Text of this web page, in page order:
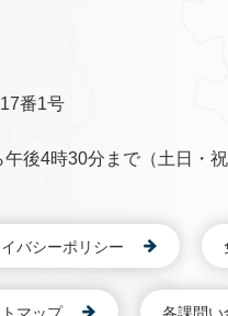
番1号
後4時30分まで（土日・
バシーポリシー